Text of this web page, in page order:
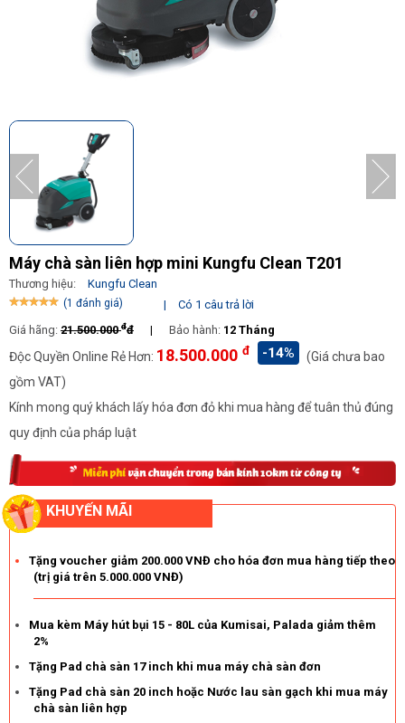
Máy chà sàn liên hợp mini Kungfu Clean T201
Thương hiệu: Kungfu Clean
(1 đánh giá) |
Có 1 câu trả lời
Giá hãng: 21.500.000đđ | Bảo hành: 12 Tháng
Độc Quyền Online Rẻ Hơn: 18.500.000 đ -14%
(Giá chưa bao
gồm VAT)
Kính mong quý khách lấy hóa đơn đỏ khi mua hàng để tuân thủ đúng
quy định của pháp luật
KHUYẾN MÃI
Tặng voucher giảm 200.000 VNĐ cho hóa đơn mua hàng tiếp theo
(trị giá trên 5.000.000 VNĐ)
Mua kèm Máy hút bụi 15 - 80L của Kumisai, Palada giảm thêm
2%
Tặng Pad chà sàn 17 inch khi mua máy chà sàn đơn
Tặng Pad chà sàn 20 inch hoặc Nước lau sàn gạch khi mua máy
chà sàn liên hợp